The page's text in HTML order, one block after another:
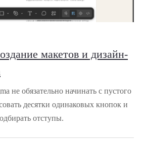
макетов и дизайн-
не обязательно начинать с пустого
десятки одинаковых кнопок и
отступы.